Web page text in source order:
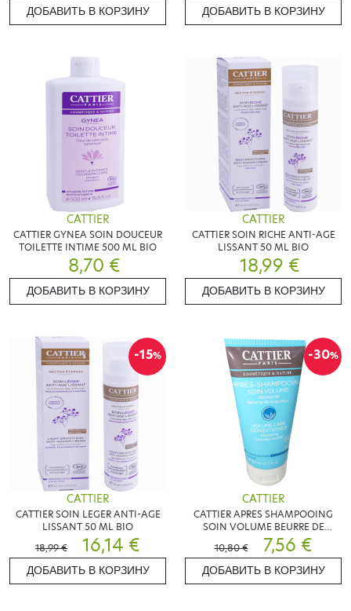
ДОБАВИТЬ В КОРЗИНУ ДОБАВИТЬ В КОРЗИНУ
CATTIER
CATTIER GYNEA SOIN DOUCEUR
TOILETTE INTIME 500 ML BIO
8,70 €
ДОБАВИТЬ В КОРЗИНУ
CATTIER
CATTIER SOIN RICHE ANTI-AGE
LISSANT 50 ML BIO
18,99 €
ДОБАВИТЬ В КОРЗИНУ
-15%
CATTIER
CATTIER SOIN LEGER ANTI-AGE
LISSANT 50 ML BIO
18,99 €
16,14 €
ДОБАВИТЬ В КОРЗИНУ
-30%
CATTIER
CATTIER APRES SHAMPOOING
SOIN VOLUME BEURRE DE
CUPUACU 150 ML
10,80 € 7,56 €
ДОБАВИТЬ В КОРЗИНУ